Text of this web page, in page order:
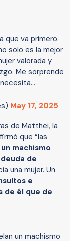
que va primero.
solo es la mejor
valorada y
Me sorprende
May 17, 2025
de Matthei, la
que “las
machismo
de
una mujer. Un
e
de él que de
un machismo